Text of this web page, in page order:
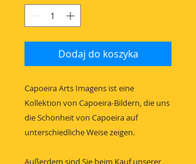
Dodaj do koszyka
Capoeira Arts Imagens ist eine
Kollektion von Capoeira-Bildern, die uns
die Schönheit von Capoeira auf
unterschiedliche Weise zeigen.
Außerdem sind Sie beim Kauf unserer